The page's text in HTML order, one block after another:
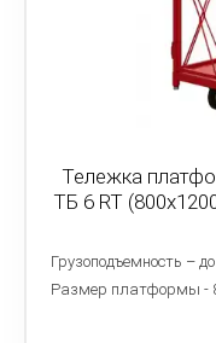
Тележка
ТБ 6 RT
Грузоподъемность –
Размер платформы -